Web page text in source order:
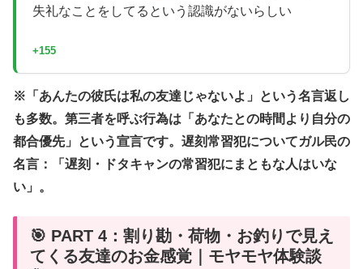
失礼なことをしてるという認識がないらしい
+155
※「あんたの彼氏は私の友達じゃないよ」という名言返し
も多数。第三者を呼ぶ行為は「あなたとの時間より自分の
都合優先」という宣言です。遅刻常習犯についてガル民の
名言：「遅刻・ドタキャンの常習犯にまともな人はいな
い」。
🎯 PART 4：割り勘・荷物・お釣りで見え
てくる友達のお金感覚｜モヤモヤ体験談